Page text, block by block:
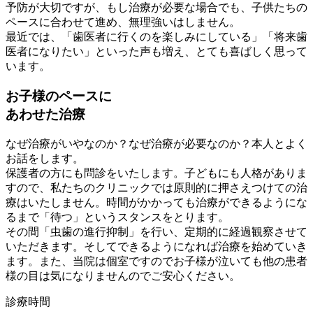
予防が大切ですが、もし治療が必要な場合でも、子供たちの
ペースに合わせて進め、無理強いはしません。
最近では、「歯医者に行くのを楽しみにしている」「将来歯
医者になりたい」といった声も増え、とても喜ばしく思って
います。
お⼦様のペースに
あわせた治療
なぜ治療がいやなのか？なぜ治療が必要なのか？本⼈とよく
お話をします。
保護者の⽅にも問診をいたします。⼦どもにも⼈格がありま
すので、私たちのクリニックでは原則的に押さえつけての治
療はいたしません。時間がかかっても治療ができるようにな
るまで「待つ」というスタンスをとります。
その間「⾍⻭の進⾏抑制」を行い、定期的に経過観察させて
いただきます。そしてできるようになれば治療を始めていき
ます。また、当院は個室ですのでお子様が泣いても他の患者
様の目は気になりませんのでご安心ください。
診療時間